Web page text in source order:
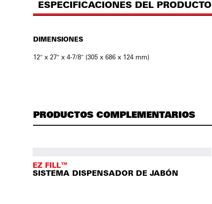
ESPECIFICACIONES DEL PRODUCTO
DIMENSIONES
12″ x 27″ x 4-7/8″ (305 x 686 x 124 mm)
PRODUCTOS COMPLEMENTARIOS
EZ FILL™
SISTEMA DISPENSADOR DE JABÓN